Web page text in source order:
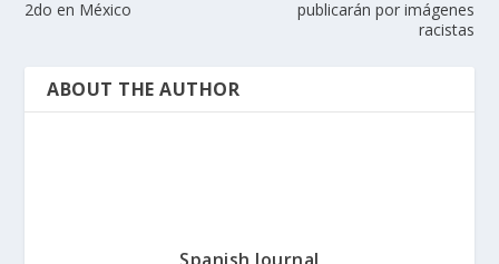
2do en México
publicarán por imágenes
racistas
ABOUT THE AUTHOR
Spanish Journal